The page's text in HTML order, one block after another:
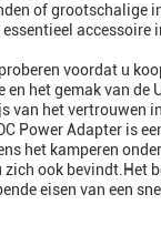
of grootschalige
accessoire
voordat u
het gemak van de
van het vertrouwen
Power Adapter is
het kamperen
ook bevindt.Het
eisen van een